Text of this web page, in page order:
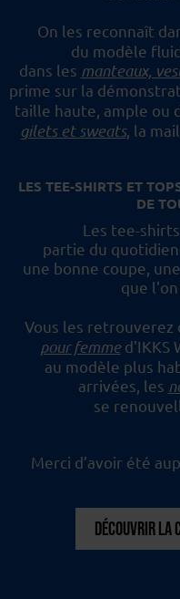
On les reconnaît
du modèle
dans les manteaux,
prime sur la
taille haute, ample ou
gilets et sweats, la
LES TEE-SHIRTS ET
DE
Les tee-
partie du
une bonne coupe,
que
Vous les retrouverez
pour femmed'IKKS
au modèle plus
arrivées, les
se
Merci d’avoir été
DÉCOUVRIR LA